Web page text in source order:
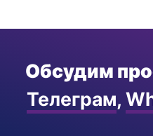
Обсудим
Телеграм,